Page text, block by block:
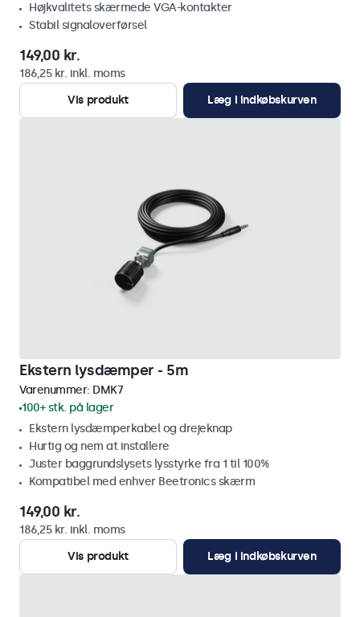
Højkvalitets skærmede VGA-kontakter
Stabil signaloverførsel
149,00 kr.
186,25 kr. inkl. moms
Vis produkt
Læg i indkøbskurven
Ekstern lysdæmper - 5m
Varenummer: DMK7
100+ stk. på lager
Ekstern lysdæmperkabel og drejeknap
Hurtig og nem at installere
Juster baggrundslysets lysstyrke fra 1 til 100%
Kompatibel med enhver Beetronics skærm
149,00 kr.
186,25 kr. inkl. moms
Vis produkt
Læg i indkøbskurven